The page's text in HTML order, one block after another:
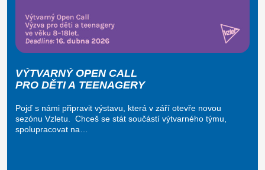
VÝTVARNÝ OPEN CALL
PRO DĚTI A TEENAGERY
Pojď s námi připravit výstavu, která v září otevře novou
sezónu Vzletu. Chceš se stát součástí výtvarného týmu,
spolupracovat na…